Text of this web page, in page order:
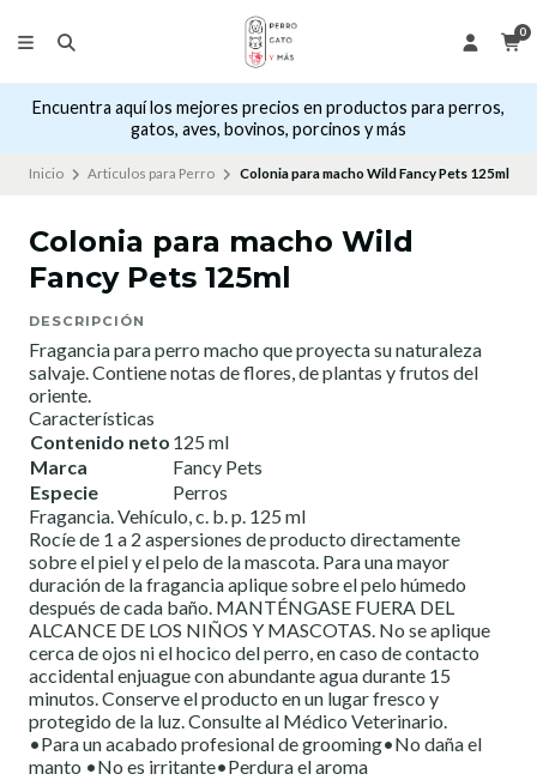
0
Encuentra aquí los mejores precios en productos para perros,
gatos, aves, bovinos, porcinos y más
Inicio Articulos para Perro Colonia para macho Wild Fancy Pets 125ml
Colonia para macho Wild
Fancy Pets 125ml
DESCRIPCIÓN
Fragancia para perro macho que proyecta su naturaleza
salvaje. Contiene notas de flores, de plantas y frutos del
oriente.
Características
Contenido neto 125 ml
Marca
Fancy Pets
Especie
Perros
Fragancia. Vehículo, c. b. p. 125 ml
Rocíe de 1 a 2 aspersiones de producto directamente
sobre el piel y el pelo de la mascota. Para una mayor
duración de la fragancia aplique sobre el pelo húmedo
después de cada baño. MANTÉNGASE FUERA DEL
ALCANCE DE LOS NIÑOS Y MASCOTAS. No se aplique
cerca de ojos ni el hocico del perro, en caso de contacto
accidental enjuague con abundante agua durante 15
minutos. Conserve el producto en un lugar fresco y
protegido de la luz. Consulte al Médico Veterinario.
•Para un acabado profesional de grooming•No daña el
manto •No es irritante•Perdura el aroma